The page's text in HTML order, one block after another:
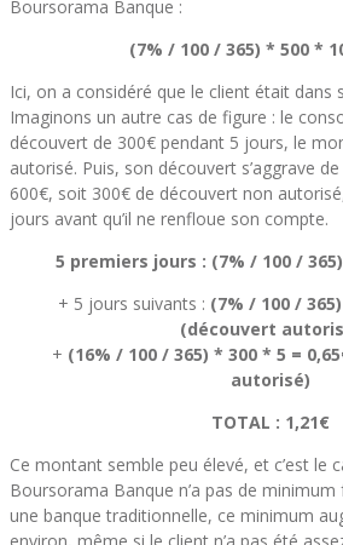
Boursorama Banque :
(7% / 100 / 365) * 500 *
Ici, on a considéré que le client était dans
Imaginons un autre cas de figure : le
découvert de 300€ pendant 5 jours, le
autorisé. Puis, son découvert s’aggrave
600€, soit 300€ de découvert non
jours avant qu’il ne renfloue son compte.
5 premiers jours : (7% / 100 /
+ 5 jours suivants : (7% / 100 /
(découvert
+ (16% / 100 / 365) * 300 * 5 =
autorisé)
TOTAL : 1,21€
Ce montant semble peu élevé, et c’est le
Boursorama Banque n’a pas de minimum
une banque traditionnelle, ce minimum